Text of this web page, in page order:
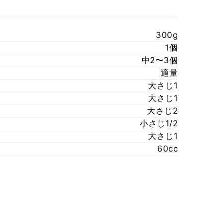
300g
1個
中2〜3個
適量
大さじ1
大さじ1
大さじ2
小さじ1/2
大さじ1
60cc